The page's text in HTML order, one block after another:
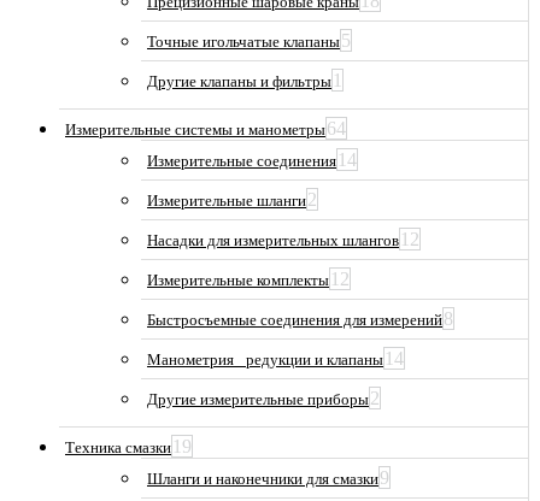
Точные игольчатые клапаны5
Другие клапаны и фильтры 1
Измерительные системы и манометры64
Измерительные соединения 14
Измерительные шланги2
Насадки для измерительных шлангов 12
Измерительные комплекты 12
Быстросъемные соединения для измерений8
Манометрия_ редукции и клапаны 14
Другие измерительные приборы2
Техника смазки 19
Шланги и наконечники для смазки9